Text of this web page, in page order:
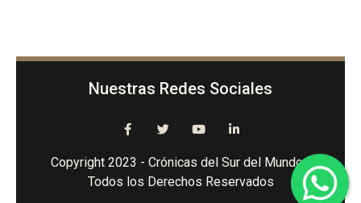
Nuestras Redes Sociales
Copyright 2023 - Crónicas del Sur del Mundo -
Todos los Derechos Reservados